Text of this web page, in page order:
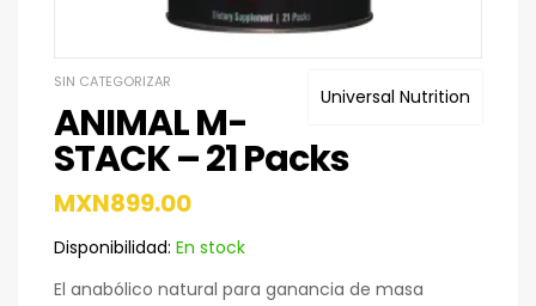
Universal Nutrition
SIN CATEGORIZAR
ANIMAL M-
STACK – 21 Packs
MXN899.00
Disponibilidad: En stock
El anabólico natural para ganancia de masa